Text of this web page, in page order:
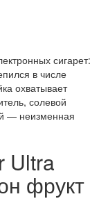
сигарет:
в числе
охватывает
солевой
— неизменная
Ultra
фрукт